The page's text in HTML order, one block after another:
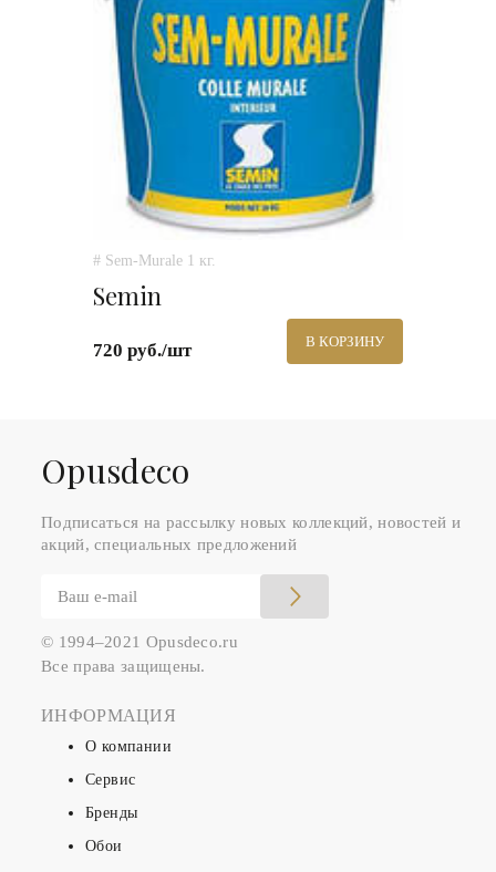
# Sem-Murale 1 кг.
Semin
720 руб./шт В КОРЗИНУ
Оpusdeco
Подписаться на рассылку новых коллекций, новостей и
акций, специальных предложений
© 1994–2021 Opusdeco.ru
Все права защищены.
ИНФОРМАЦИЯ
О компании
Сервис
Бренды
Обои